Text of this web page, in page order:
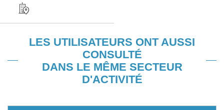
LES UTILISATEURS ONT AUSSI
CONSULTÉ
DANS LE MÊME SECTEUR
D'ACTIVITÉ